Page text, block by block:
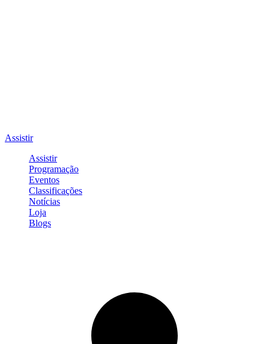
Assistir
Assistir
Programação
Eventos
Classificações
Notícias
Loja
Blogs